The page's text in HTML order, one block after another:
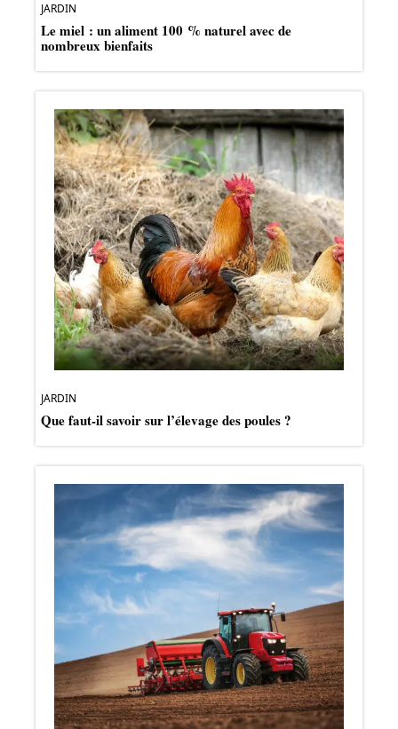
JARDIN
Le miel : un aliment 100 % naturel avec de
nombreux bienfaits
JARDIN
Que faut-il savoir sur l’élevage des poules ?